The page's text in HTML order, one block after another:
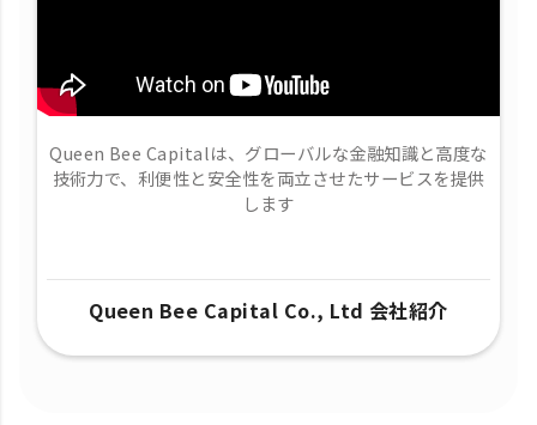
Queen Bee Capitalは、グローバルな金融知識と高度な
技術力で、​利便性と安全性を両立させたサービスを提供
します
Queen Bee Capital Co., Ltd 会社紹介